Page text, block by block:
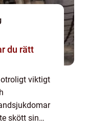
viktigt
skött sin